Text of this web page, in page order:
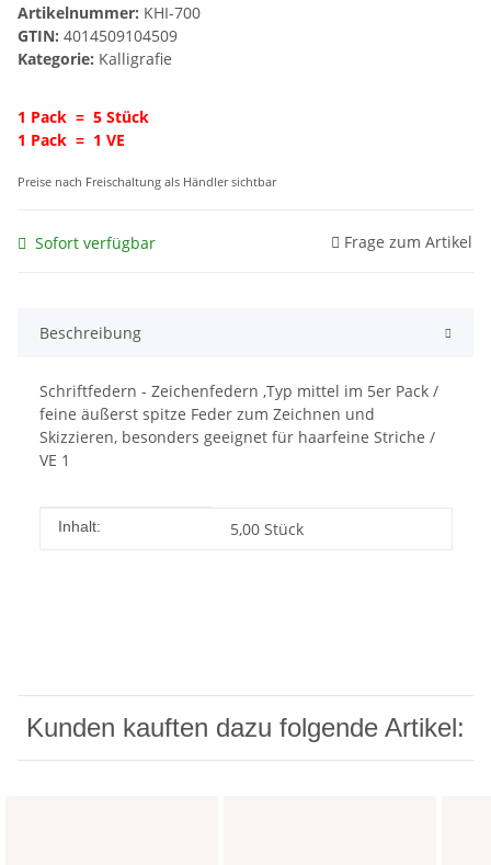
Artikelnummer: KHI-700
GTIN: 4014509104509
Kategorie: Kalligrafie
1 Pack = 5 Stück
1 Pack = 1 VE
Preise nach Freischaltung als Händler sichtbar
Sofort verfügbar Frage zum Artikel
Beschreibung
Schriftfedern - Zeichenfedern ,Typ mittel im 5er Pack /
feine äußerst spitze Feder zum Zeichnen und
Skizzieren, besonders geeignet für haarfeine Striche /
VE 1
Produkteigenschaft
Wert
Inhalt: 5,00 Stück
Kunden kauften dazu folgende Artikel: